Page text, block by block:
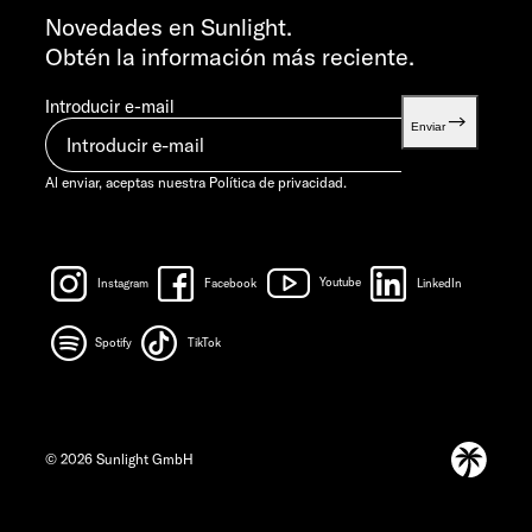
info@sunlight.de
Novedades en Sunlight.
Obtén la información más reciente.
Introducir e-mail
Enviar
Al enviar, aceptas nuestra Política de privacidad.
Instagram Facebook Youtube LinkedIn
Spotify TikTok
© 2026 Sunlight GmbH